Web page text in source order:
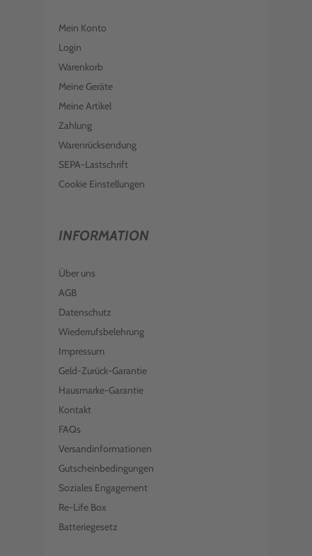
Mein Konto
Login
Warenkorb
Meine Geräte
Meine Artikel
Zahlung
Warenrücksendung
SEPA-Lastschrift
Cookie Einstellungen
INFORMATION
Über uns
AGB
Datenschutz
Wiederrufsbelehrung
Impressum
Geld-Zurück-Garantie
Hausmarke-Garantie
Kontakt
FAQs
Versandinformationen
Gutscheinbedingungen
Soziales Engagement
Re-Life Box
Batteriegesetz